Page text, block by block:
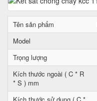
Tên sản phẩm
Model
Trọng lượng
Kích thước ngoài ( C * R
* S ) mm